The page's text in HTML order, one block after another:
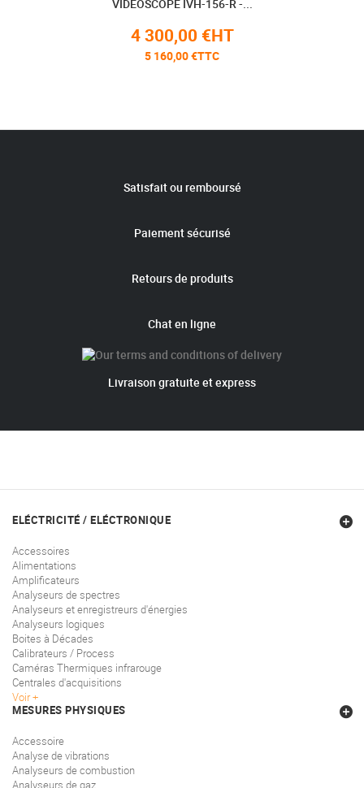
VIDÉOSCOPE IVH-156-R -...
4 300,00 €HT
5 160,00 €TTC
Satisfait ou remboursé
Paiement sécurisé
Retours de produits
Chat en ligne
Livraison gratuite et express
ELÉCTRICITÉ / ELÉCTRONIQUE
Accessoires
Alimentations
Amplificateurs
Analyseurs de spectres
Analyseurs et enregistreurs d'énergies
Analyseurs logiques
Boites à Décades
Calibrateurs / Process
Caméras Thermiques infrarouge
Centrales d'acquisitions
Voir
MESURES PHYSIQUES
Accessoire
Analyse de vibrations
Analyseurs de combustion